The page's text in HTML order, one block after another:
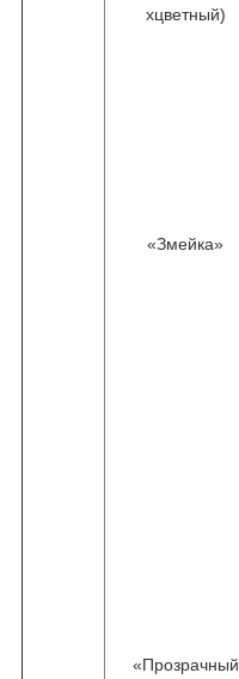
хцветный)
«Змейка»
«Прозрачный